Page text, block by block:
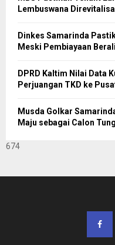
Lembuswana
Dinkes Samarinda
Meski Pembiayaan
DPRD Kaltim Nilai Data
Perjuangan TKD ke
Musda Golkar
Maju sebagai Calon
674